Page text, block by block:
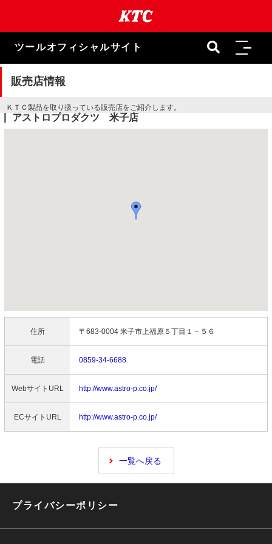
ま
キ
ツールオフィシャルサイト
販売店情報
ＫＴＣ製品を取り扱っている販売店をご紹介します。
アストロプロダクツ 米子店
住所 〒683-0004 米子市上福原５丁目１－５６
電話 0859-34-6688
WebサイトURL http://www.astro-p.co.jp/
ECサイトURL http://www.astro-p.co.jp/
一覧へ戻る
プライバシーポリシー